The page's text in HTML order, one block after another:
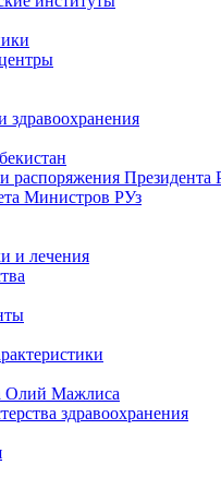
здравоохранения
распоряжения Президента
Министров РУз
и лечения
Олий Мажлиса
здравоохранения